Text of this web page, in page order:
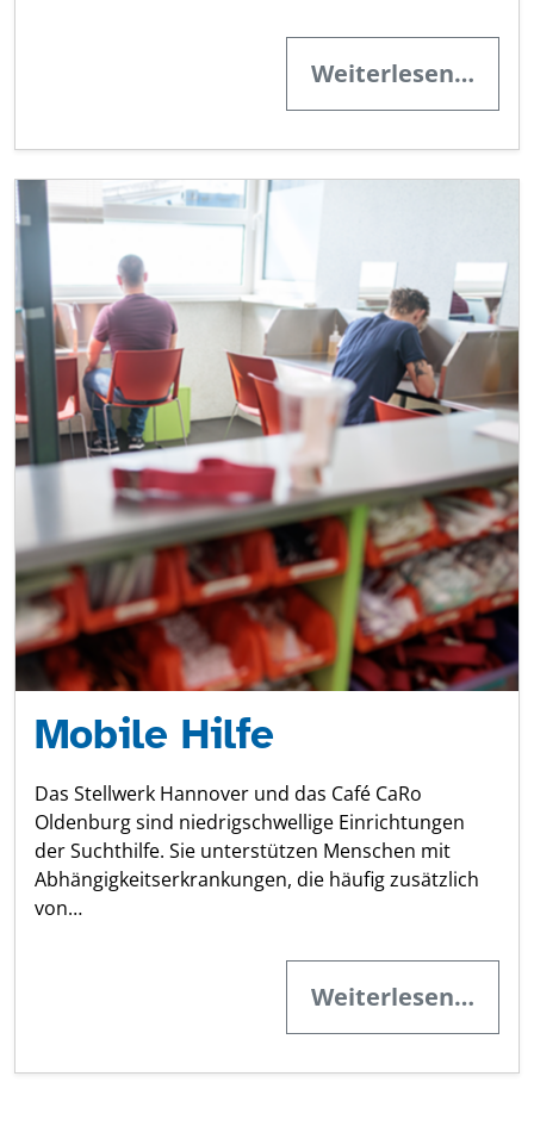
Weiterlesen…
Mobile Hilfe
Das Stellwerk Hannover und das Café CaRo
Oldenburg sind niedrigschwellige Einrichtungen
der Suchthilfe. Sie unterstützen Menschen mit
Abhängigkeitserkrankungen, die häufig zusätzlich
von…
Weiterlesen…